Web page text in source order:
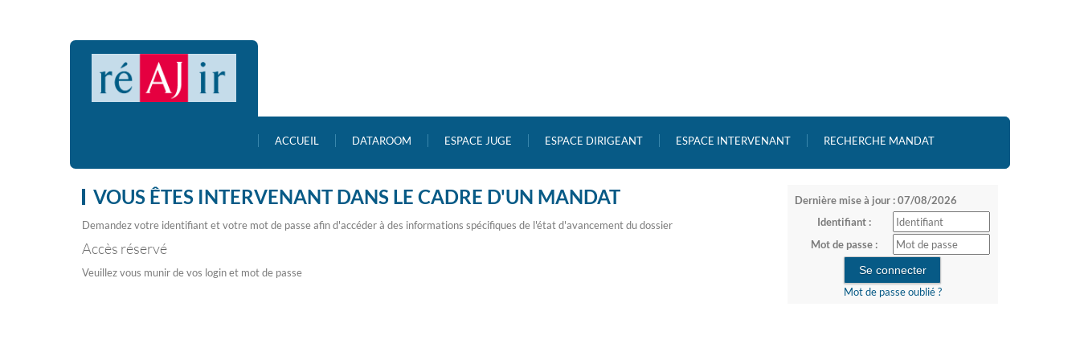
ACCUEIL DATAROOM ESPACE JUGE ESPACE DIRIGEANT ESPACE INTERVENANT RECHERCHE MANDAT
Dernière mise à jour : 07/08/2026
Identifiant :
Mot de passe :
Mot de passe oublié ?
VOUS ÊTES INTERVENANT DANS LE CADRE D'UN MANDAT
Demandez votre identifiant et votre mot de passe afin d'accéder à des informations spécifiques de l'état d'avancement du dossier
Accès réservé
Veuillez vous munir de vos login et mot de passe